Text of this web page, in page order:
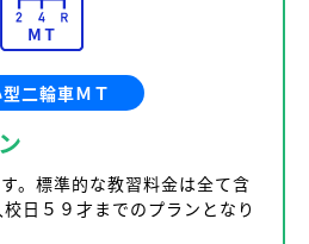
二輪車ＭＴ
。標準的な教習料金は全て含
日５９才までのプランとなり